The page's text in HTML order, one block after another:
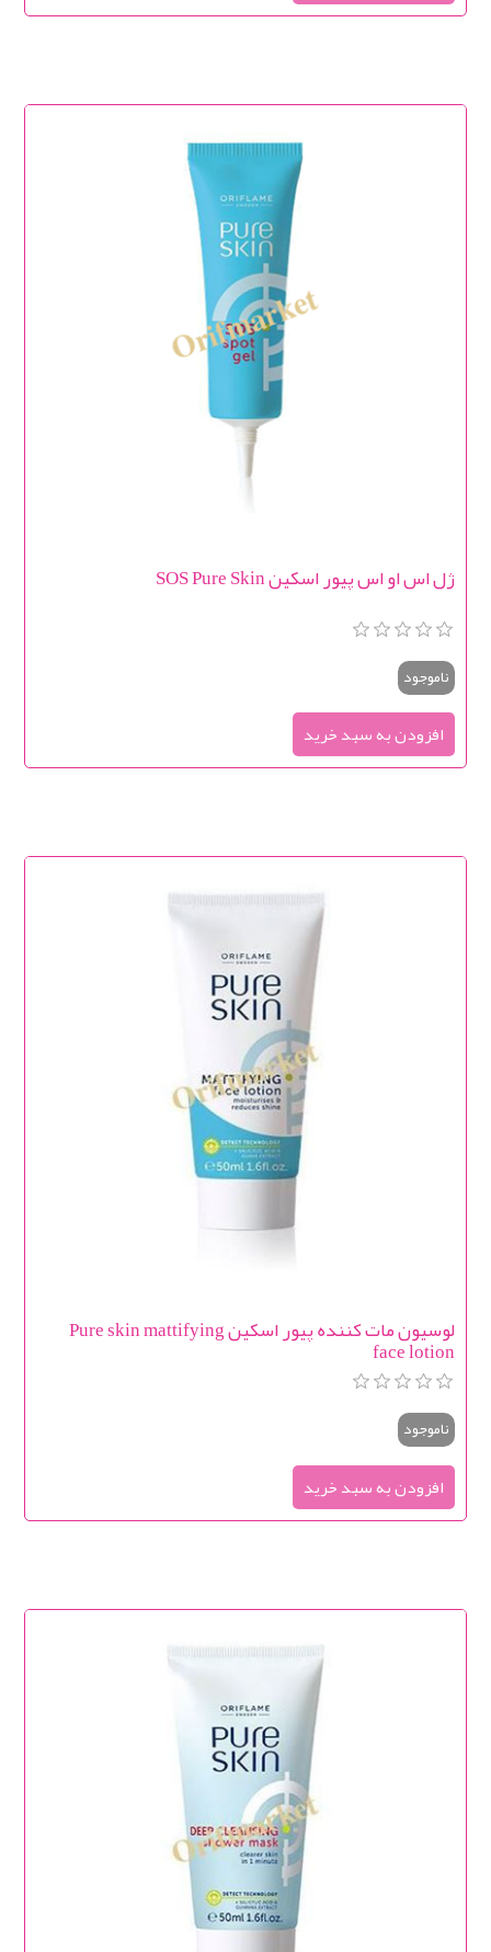
ژل اس او اس پیور اسکین SOS Pure Skin
ناموجود
لوسیون مات کننده پیور اسکین Pure skin mattifying
face lotion
ناموجود